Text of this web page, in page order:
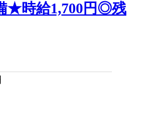
★時給1,700円◎残